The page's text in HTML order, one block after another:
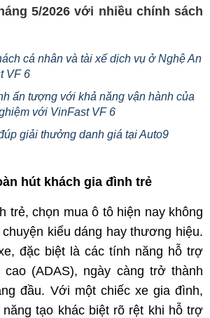
5/2026 với nhiều chính sách
cá nhân và tài xế dịch vụ ở Nghệ An
VF 6
ấn tượng với khả năng vận hành của
với VinFast VF 6
giải thưởng danh giá tại Auto9
hút khách gia đình trẻ
trẻ, chọn mua ô tô hiện nay không
kiểu dáng hay thương hiệu.
đặc biệt là các tính năng hỗ trợ
cao (ADAS), ngày càng trở thành
đầu. Với một chiếc xe gia đình,
tạo khác biệt rõ rệt khi hỗ trợ